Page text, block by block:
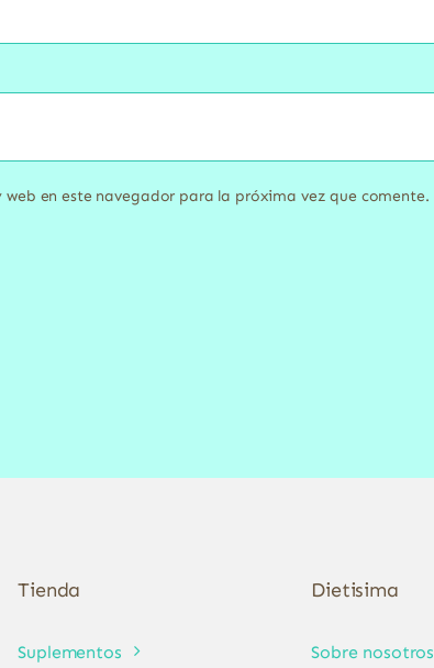
en este navegador para la próxima vez que comente.
Tienda
Suplementos
Dietisima
Sobre nosotros